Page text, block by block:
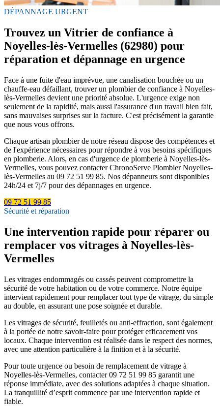
DÉPANNAGE URGENT
Trouvez un Vitrier de confiance à
Noyelles-lès-Vermelles (62980) pour
réparation et dépannage en urgence
Face à une fuite d'eau imprévue, une canalisation bouchée ou un
chauffe-eau défaillant, trouver un plombier de confiance à Noyelles-
lès-Vermelles devient une priorité absolue. L'urgence exige non
seulement de la rapidité, mais aussi l'assurance d'un travail bien fait,
sans mauvaises surprises sur la facture. C'est précisément la garantie
que nous vous offrons.
Chaque artisan plombier de notre réseau dispose des compétences et
de l'expérience nécessaires pour répondre à vos besoins spécifiques
en plomberie. Alors, en cas d'urgence de plomberie à Noyelles-lès-
Vermelles, vous pouvez contacter ChronoServe Plombier Noyelles-
lès-Vermelles au 09 72 51 99 85. Nos dépanneurs sont disponibles
24h/24 et 7j/7 pour des dépannages en urgence.
09 72 51 99 85
Sécurité et réparation
Une intervention rapide pour réparer ou
remplacer vos vitrages à Noyelles-lès-
Vermelles
Les vitrages endommagés ou cassés peuvent compromettre la
sécurité de votre habitation ou de votre commerce. Notre équipe
intervient rapidement pour remplacer tout type de vitrage, du simple
au double, en assurant une pose soignée et durable.
Les vitrages de sécurité, feuilletés ou anti-effraction, sont également
à la portée de notre savoir-faire pour protéger efficacement vos
locaux. Chaque intervention est réalisée dans le respect des normes,
avec une attention particulière à la finition et à la sécurité.
Pour toute urgence ou besoin de remplacement de vitrage à
Noyelles-lès-Vermelles, contacter 09 72 51 99 85 garantit une
réponse immédiate, avec des solutions adaptées à chaque situation.
La tranquillité d’esprit commence par une intervention rapide et
fiable.